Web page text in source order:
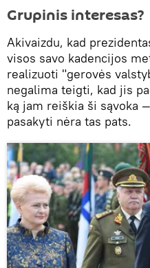
Grupinis interesas?
Akivaizdu, kad
visos savo kadencijos
realizuoti "gerovės
negalima teigti, kad jis
ką jam reiškia ši sąvoka
pasakyti nėra tas pats.